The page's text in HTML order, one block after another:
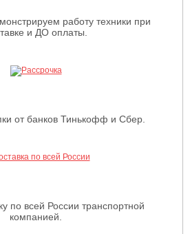
работу техники при
и ДО оплаты.
от банков Тинькофф и Сбер.
по всей России транспортной
компанией.